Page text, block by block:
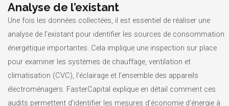
Analyse de l’existant
Une fois les données collectées, il est essentiel de réaliser une
analyse de l’existant pour identifier les sources de consommation
énergétique importantes. Cela implique une inspection sur place
pour examiner les systèmes de chauffage, ventilation et
climatisation (CVC), l’éclairage et l’ensemble des appareils
électroménagers. FasterCapital explique en détail comment ces
audits permettent d’identifier les mesures d’économie d’énergie à